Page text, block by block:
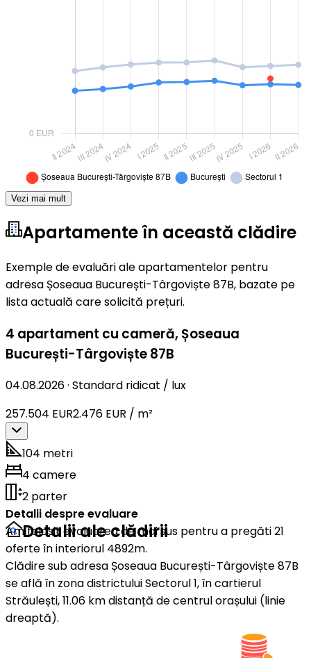
Vezi mai mult
Apartamente în această clădire
Exemple de evaluări ale apartamentelor pentru
adresa Șoseaua București-Târgoviște 87B, bazate pe
lista actuală care solicită prețuri.
4 apartament cu cameră, Șoseaua
București-Târgoviște 87B
04.08.2026· Standard ridicat / lux
257.504 EUR2.476 EUR / m²
104 metri
4 camere
2 parter
Detalii despre evaluare
Am folosit evaluarea de mai sus pentru a pregăti 21
oferte în interiorul 4892m.
Detalii ale clădirii
Clădire sub adresa Șoseaua București-Târgoviște 87B
se află în zona districtului Sectorul 1, în cartierul
Străulești, 11.06 km distanță de centrul orașului (linie
dreaptă).